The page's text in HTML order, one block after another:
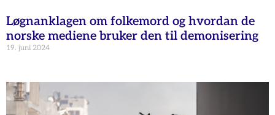
Løgnanklagen om folkemord og hvordan de
norske mediene bruker den til demonisering
19. juni 2024